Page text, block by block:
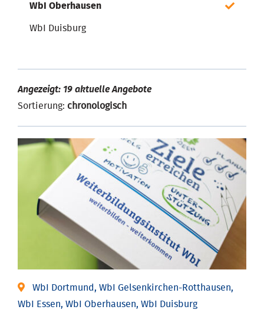
WbI Oberhausen
WbI Duisburg
Angezeigt: 19 aktuelle Angebote
Sortierung: chronologisch
WbI Dortmund, WbI Gelsenkirchen-Rotthausen,
WbI Essen, WbI Oberhausen, WbI Duisburg